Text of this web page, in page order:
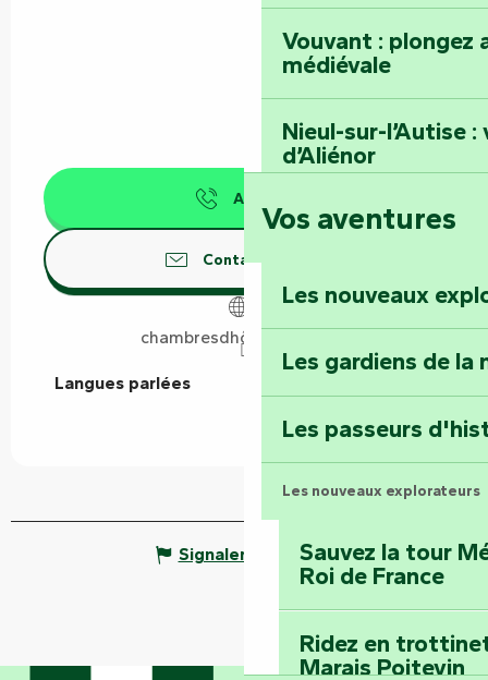
Vouvant : plongez
médiévale
Nieul-sur-l’Autise
d’Aliénor
Foussais-Payré :
Faymoreau :
épopée minière
Terre d’étoiles :
Vos aventures
Les nouveaux
Les gardiens de la
Les passeurs
Les nouveaux explorateurs
Sauvez la tour
Roi de France
Ridez en
Marais Poitevin
Appeler
Contactez-nous
chambresdhôteslepeux.fr
Langues parlées
Langues parlées
Signaler une erreur